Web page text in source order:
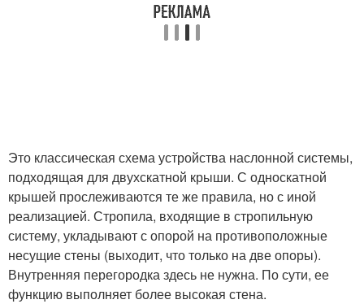
Это классическая схема устройства наслонной системы,
подходящая для двухскатной крыши. С односкатной
крышей прослеживаются те же правила, но с иной
реализацией. Стропила, входящие в стропильную
систему, укладывают с опорой на противоположные
несущие стены (выходит, что только на две опоры).
Внутренняя перегородка здесь не нужна. По сути, ее
функцию выполняет более высокая стена.